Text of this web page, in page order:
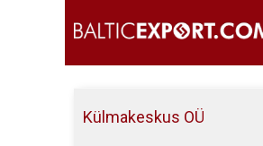
Külmakeskus OÜ